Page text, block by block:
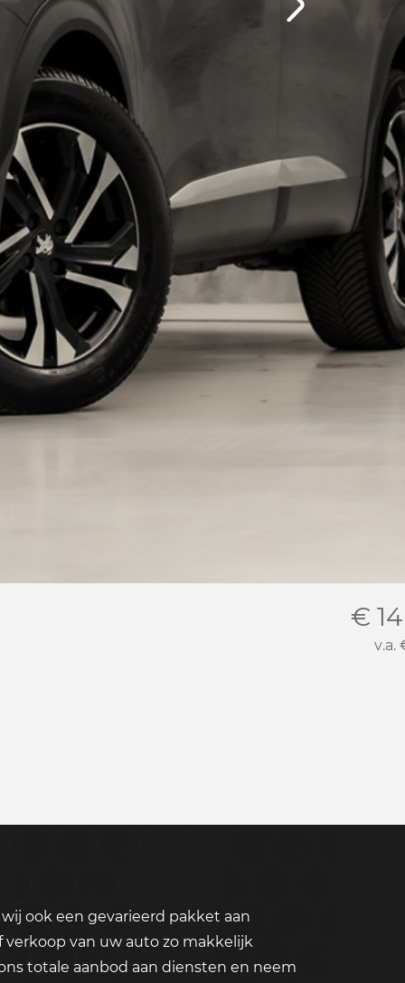
€
v.a.
ook een gevarieerd pakket aan
verkoop van uw auto zo makkelijk
totale aanbod aan diensten en neem